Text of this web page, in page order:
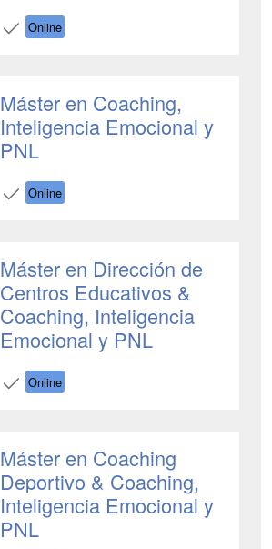
Online
Máster en Coaching,
Inteligencia Emocional y
PNL
Online
Máster en Dirección de
Centros Educativos &
Coaching, Inteligencia
Emocional y PNL
Online
Máster en Coaching
Deportivo & Coaching,
Inteligencia Emocional y
PNL